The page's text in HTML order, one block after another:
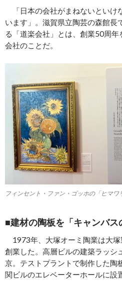
「日本の会社がまねないといけ
います」。滋賀県立陶芸の森館長
る「道楽会社」とは、創業50周
会社のことだ。
フィンセント・ファン・ゴッホの「ヒマワ
■建材の陶板を「キャンバス
1973年、大塚オーミ陶業は大塚
創業した。高層ビルの建築ラッシ
京。テストプラントで制作した陶
関ビルのエレベーターホールに設